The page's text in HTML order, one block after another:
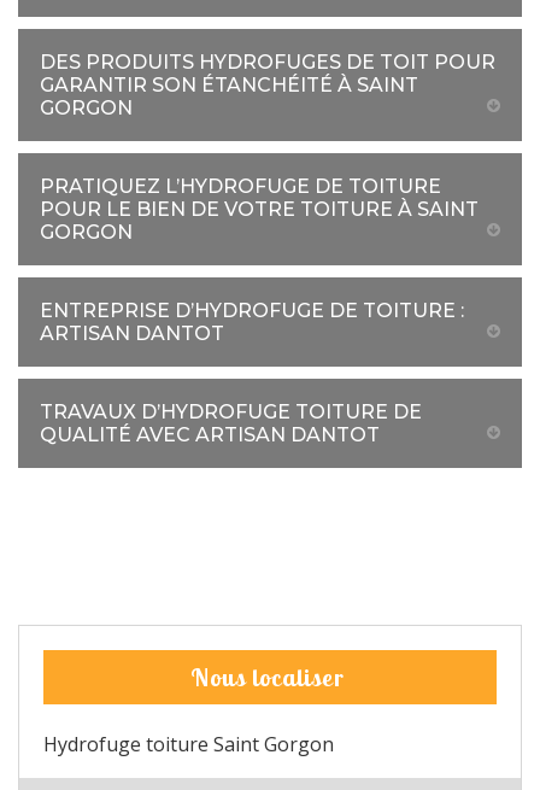
DES PRODUITS HYDROFUGES DE TOIT POUR
GARANTIR SON ÉTANCHÉITÉ À SAINT
GORGON
PRATIQUEZ L’HYDROFUGE DE TOITURE
POUR LE BIEN DE VOTRE TOITURE À SAINT
GORGON
ENTREPRISE D’HYDROFUGE DE TOITURE :
ARTISAN DANTOT
TRAVAUX D’HYDROFUGE TOITURE DE
QUALITÉ AVEC ARTISAN DANTOT
Nous localiser
Hydrofuge toiture Saint Gorgon